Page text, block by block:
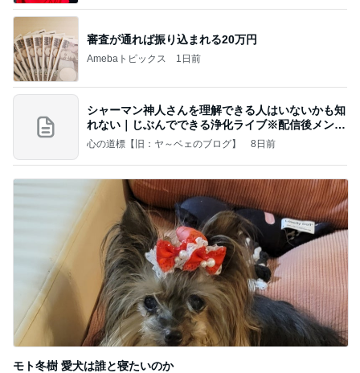
審査が通れば振り込まれる20万円
Amebaトピックス 1日前
シャーマン神人さんを理解できる人はいないかも知
れない｜じぶんでできる浄化ライブ※配信後メンバ
ー限
心の道標【旧：ヤ～ベェのブログ】 8日前
モト冬樹 愛犬は誰と寝たいのか